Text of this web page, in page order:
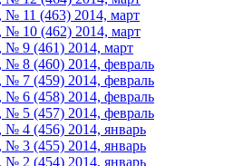
№ 11 (463) 2014, март
№ 10 (462) 2014, март
№ 9 (461) 2014, март
№ 8 (460) 2014, февраль
№ 7 (459) 2014, февраль
№ 6 (458) 2014, февраль
№ 5 (457) 2014, февраль
№ 4 (456) 2014, январь
№ 3 (455) 2014, январь
№ 2 (454) 2014, январь